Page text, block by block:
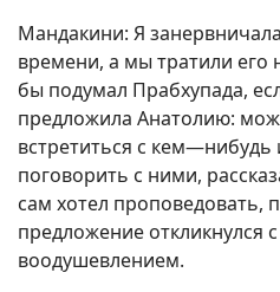
Мандакини: Я
времени, а мы тратили его
бы подумал Прабхупада,
предложила Анатолию:
встретиться с кем—нибудь
поговорить с ними,
сам хотел проповедовать,
предложение откликнулся
воодушевлением.